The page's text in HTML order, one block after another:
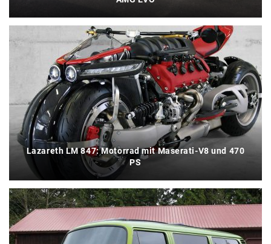
Lazareth LM 847: Motorrad mit Maserati-V8 und 470
PS